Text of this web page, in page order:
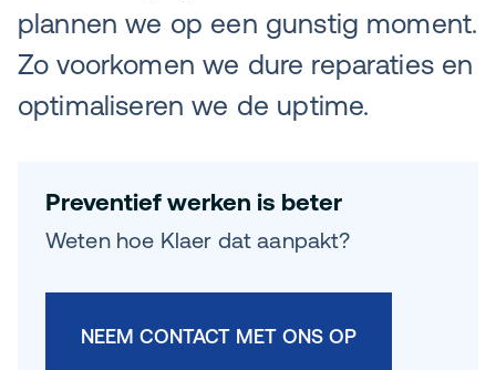
plannen we op een gunstig moment.
Zo voorkomen we dure reparaties en
optimaliseren we de uptime.
Preventief werken is beter
Weten hoe Klaer dat aanpakt?
NEEM CONTACT MET ONS OP